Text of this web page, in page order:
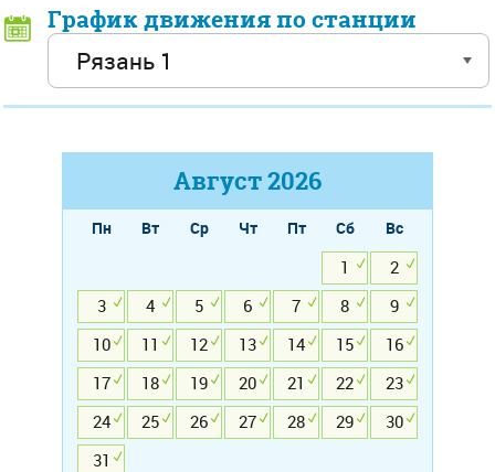
График движения по станции
Август2026
Пн Вт Ср Чт Пт Сб
Вс
1
2
3
4 5 6 7 8
9
10
11 12 13 14 15
16
17
18 19 20 21 22
23
24
25 26 27 28 29
30
31